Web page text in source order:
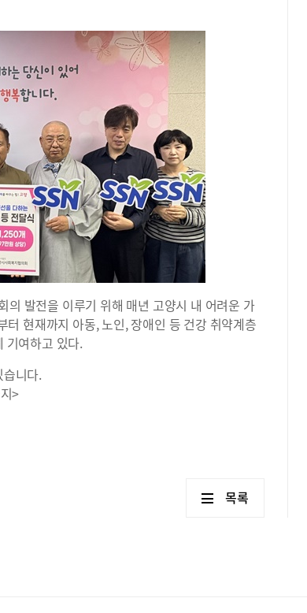
의 발전을 이루기 위해 매년 고양시 내 어려운 가
현재까지 아동, 노인, 장애인 등 건강 취약계층
기여하고 있다.
니다.
>
목록